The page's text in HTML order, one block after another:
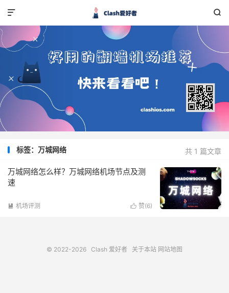


共 1 篇文章
标签：万城网络
万城网络怎么样？万城网络机场节点及测
速
 赞(6)
 机场评测
© 2022-2026 Clash 爱好者 关于本站 网站地图